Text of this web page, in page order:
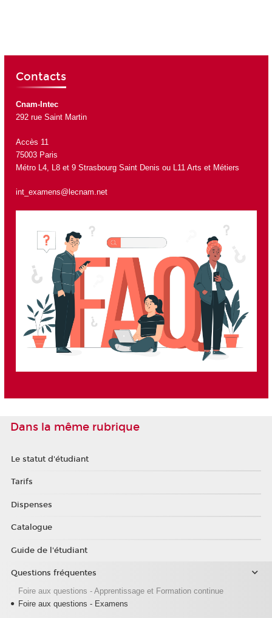
Contacts
Cnam-Intec
292 rue Saint Martin
Accès 11
75003 Paris
Métro L4, L8 et 9 Strasbourg Saint Denis ou L11 Arts et Métiers
int_examens@lecnam.net
Dans la même rubrique
Le statut d'étudiant
Tarifs
Dispenses
Catalogue
Guide de l'étudiant
Questions fréquentes
Foire aux questions - Apprentissage et Formation continue
Foire aux questions - Examens